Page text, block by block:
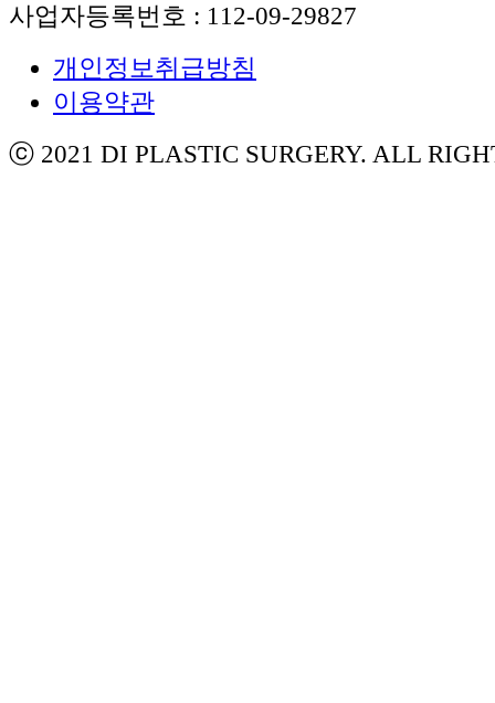
사업자등록번호 : 112-09-29827
개인정보취급방침
이용약관
ⓒ 2021 DI PLASTIC SURGERY. ALL